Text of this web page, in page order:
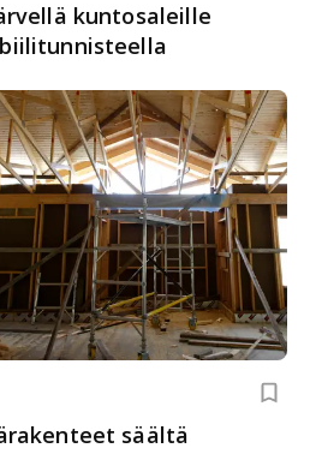
kuntosaleille
säältä